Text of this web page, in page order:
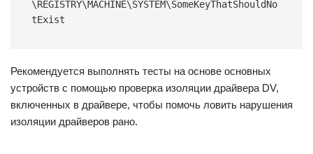
\REGISTRY\MACHINE\SYSTEM\SomeKeyThatShouldNo
tExist
Рекомендуется выполнять тесты на основе основных
устройств с помощью проверка изоляции драйвера DV,
включенных в драйвере, чтобы помочь ловить нарушения
изоляции драйверов рано.